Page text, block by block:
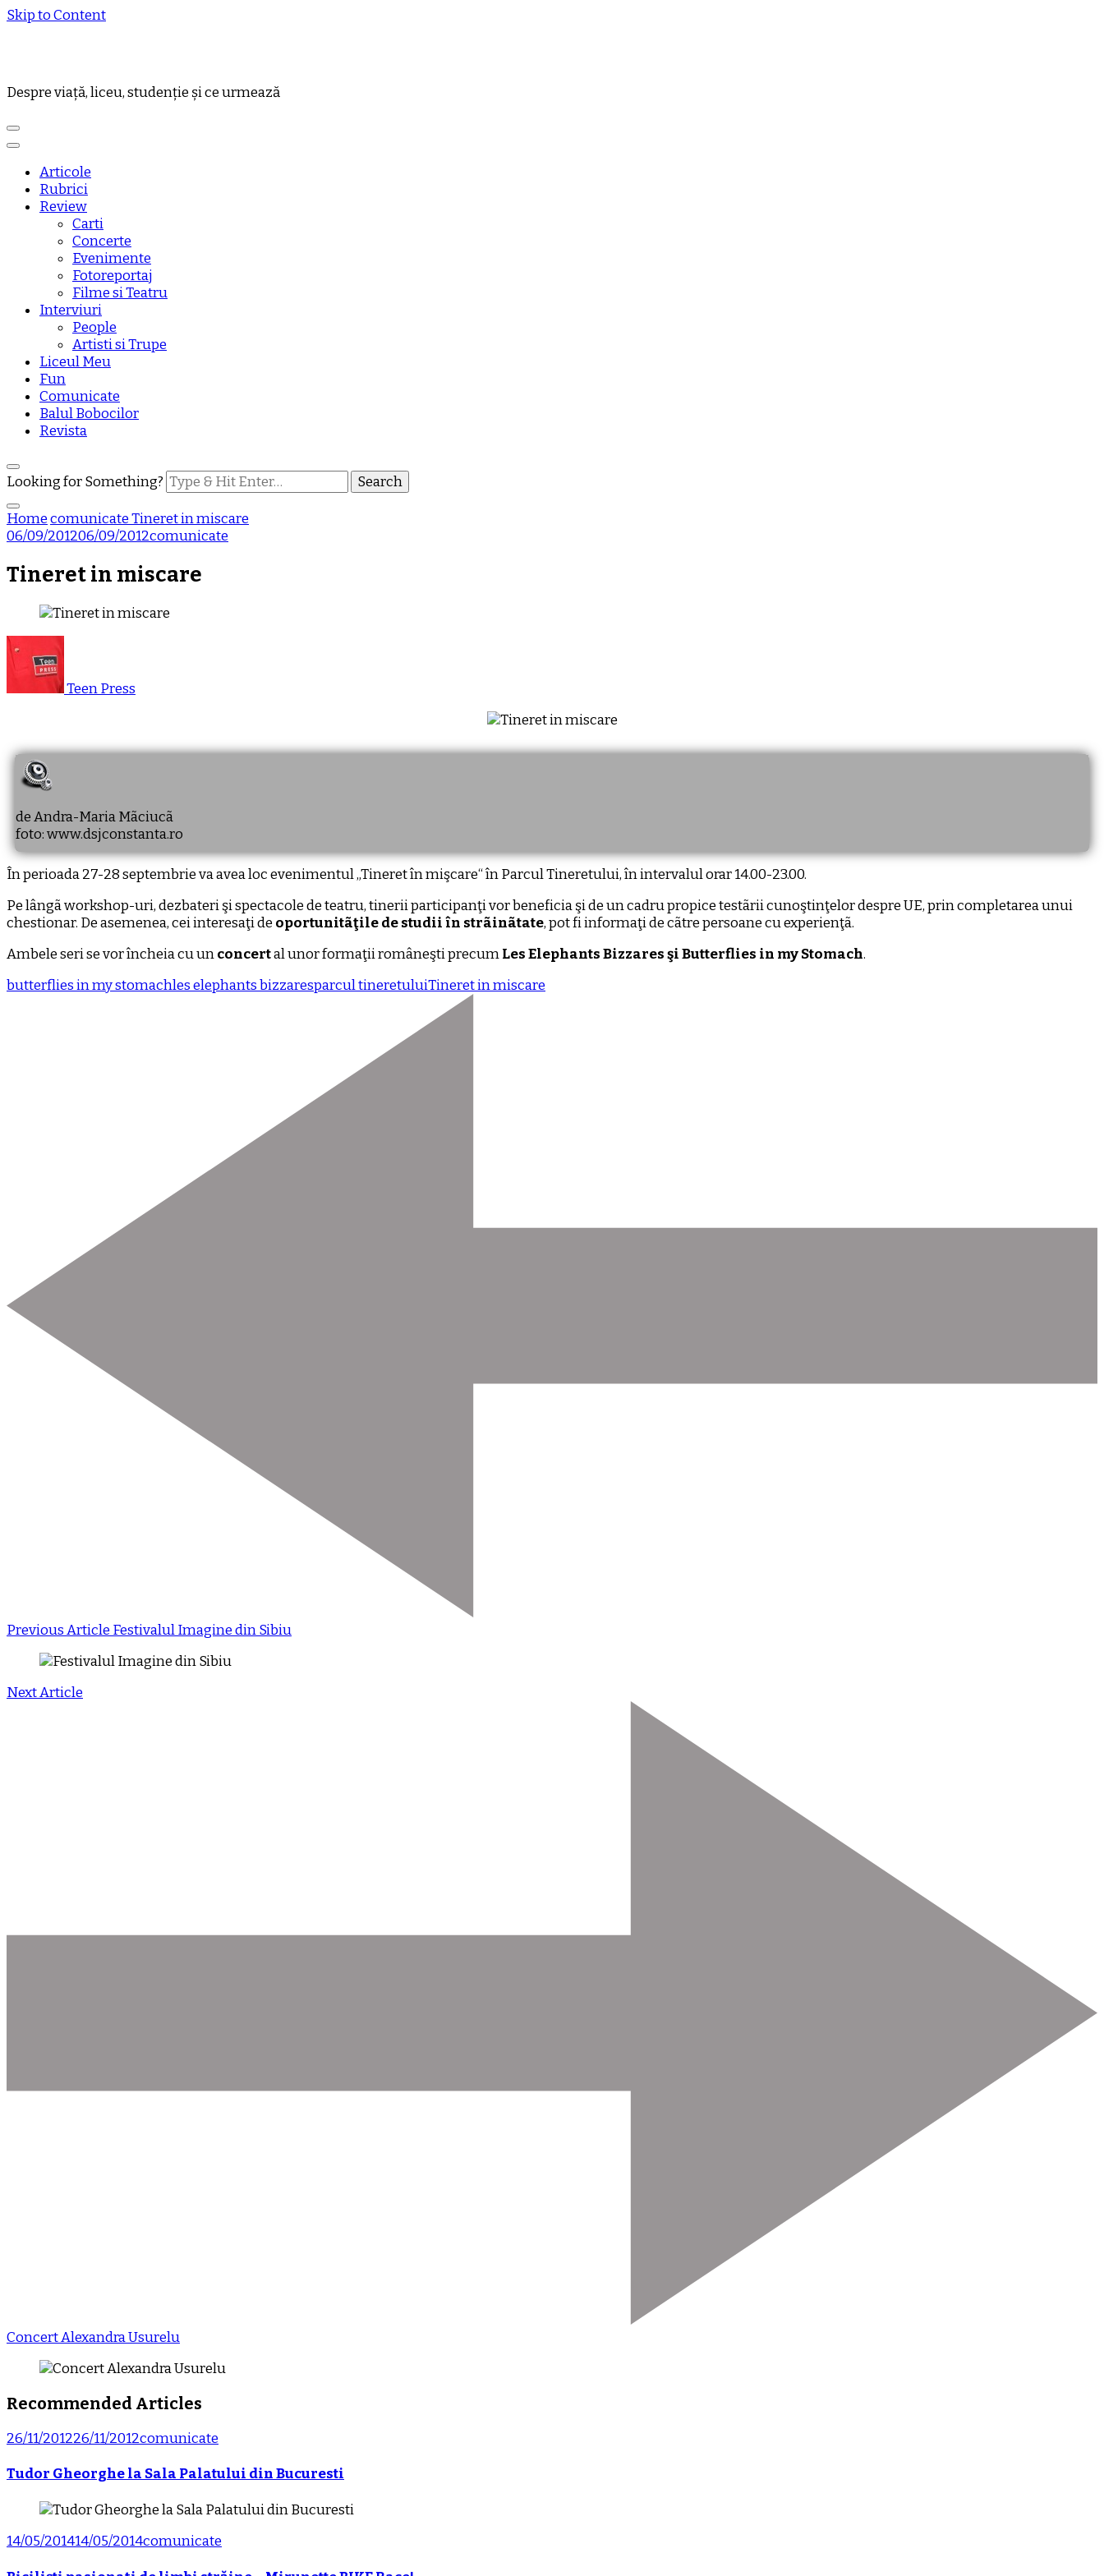
Skip to Content
Despre viață, liceu, studenție și ce urmează
Articole
Rubrici
Review
Carti
Concerte
Evenimente
Fotoreportaj
Filme si Teatru
Interviuri
People
Artisti si Trupe
Liceul Meu
Fun
Comunicate
Balul Bobocilor
Revista
Looking for Something?
HomecomunicateTineret in miscare
06/09/201206/09/2012comunicate
Tineret in miscare
Teen Press
de Andra-Maria Mãciucã
foto: www.dsjconstanta.ro
În perioada 27-28 septembrie va avea loc evenimentul „Tineret în mişcare“ în Parcul Tineretului, în intervalul orar 14.00-23.00.
Pe lângã workshop-uri, dezbateri şi spectacole de teatru, tinerii participanţi vor beneficia şi de un cadru propice testãrii cunoştinţelor despre UE, prin completarea unui
chestionar. De asemenea, cei interesaţi de oportunitãţile de studii în strãinãtate, pot fi informaţi de cãtre persoane cu experienţã.
Ambele seri se vor încheia cu unconcertal unor formaţii româneşti precumLes Elephants Bizzares şi Butterflies in my Stomach.
butterflies in my stomachles elephants bizzaresparcul tineretuluiTineret in miscare
Previous Article Festivalul Imagine din Sibiu
Next Article
Concert Alexandra Usurelu
Recommended Articles
26/11/201226/11/2012comunicate
Tudor Gheorghe la Sala Palatului din Bucuresti
14/05/201414/05/2014comunicate